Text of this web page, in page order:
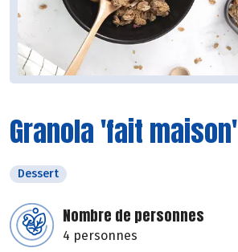
Granola 'fait maison'
Dessert
Nombre de personnes
4 personnes